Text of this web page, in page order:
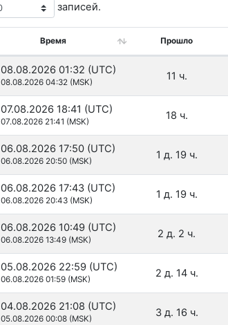
записей.
Время Прошло
08.08.2026 01:32 (UTC)
08.08.2026 04:32 (MSK) 11 ч.
07.08.2026 18:41 (UTC)
07.08.2026 21:41 (MSK) 18 ч.
06.08.2026 17:50 (UTC)
06.08.2026 20:50 (MSK) 1 д. 19 ч.
06.08.2026 17:43 (UTC)
06.08.2026 20:43 (MSK) 1 д. 19 ч.
06.08.2026 10:49 (UTC)
06.08.2026 13:49 (MSK) 2 д. 2 ч.
05.08.2026 22:59 (UTC)
06.08.2026 01:59 (MSK) 2 д. 14 ч.
04.08.2026 21:08 (UTC)
05.08.2026 00:08 (MSK) 3 д. 16 ч.